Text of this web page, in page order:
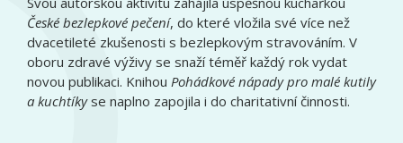
České bezlepkové pečení, do které vložila své více než
dvacetileté zkušenosti s bezlepkovým stravováním. V
oboru zdravé výživy se snaží téměř každý rok vydat
novou publikaci. Knihou Pohádkové nápady pro malé kutily
a kuchtíkyse naplno zapojila i do charitativní činnosti.